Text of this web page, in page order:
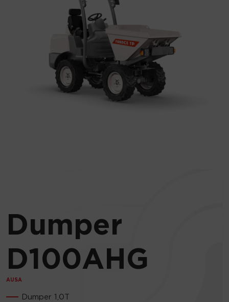
Dumper
D100AHG
AUSA
Dumper 1,0T